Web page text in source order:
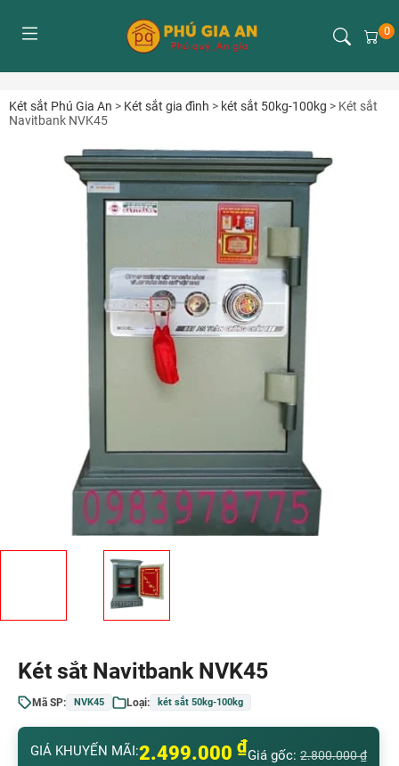
0
Két sắt Phú Gia An > Két sắt gia đình > két sắt 50kg-100kg > Két sắt
Navitbank NVK45
Két sắt Navitbank NVK45
Mã SP: NVK45 Loại: két sắt 50kg-100kg
GIÁ KHUYẾN MÃI:2.499.000 ₫Giá gốc: 2.800.000₫